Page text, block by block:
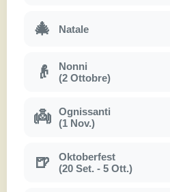
🎄 Natale
👴
Nonni
(2 Ottobre)
👼
Ognissanti
(1 Nov.)
🍺
Oktoberfest
(20 Set. - 5 Ott.)